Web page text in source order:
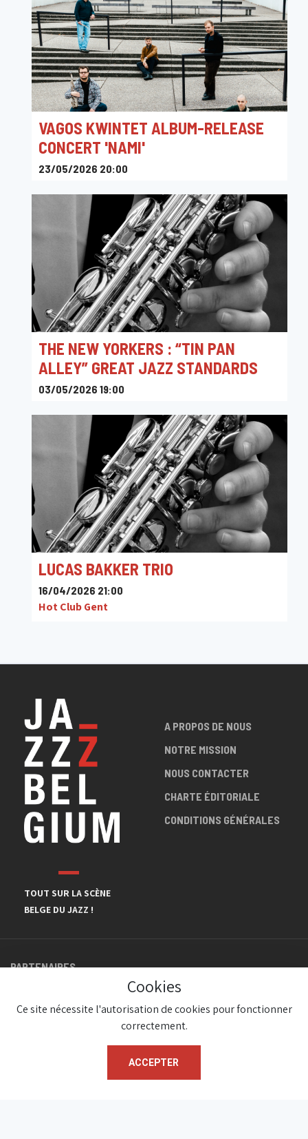
VAGOS KWINTET ALBUM-RELEASE
CONCERT 'NAMI'
23/05/2026 20:00
THE NEW YORKERS : “TIN PAN
ALLEY” GREAT JAZZ STANDARDS
03/05/2026 19:00
LUCAS BAKKER TRIO
16/04/2026 21:00
Hot Club Gent
TOUT SUR LA SCÈNE
BELGE DU JAZZ !
A PROPOS DE NOUS
NOTRE MISSION
NOUS CONTACTER
CHARTE ÉDITORIALE
CONDITIONS GÉNÉRALES
PARTENAIRES
© JazzInBelgium 2026 ( Version 1.1.2)
Cookies
Ce site nécessite l'autorisation de cookies pour fonctionner
correctement.
ACCEPTER